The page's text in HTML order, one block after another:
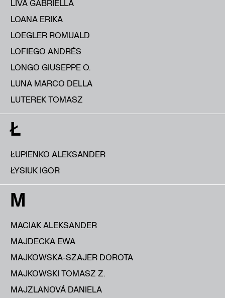
LIVA GABRIELLA
LOANA ERIKA
LOEGLER ROMUALD
LOFIEGO ANDRÉS
LONGO GIUSEPPE O.
LUNA MARCO DELLA
LUTEREK TOMASZ
Ł
ŁUPIENKO ALEKSANDER
ŁYSIUK IGOR
M
MACIAK ALEKSANDER
MAJDECKA EWA
MAJKOWSKA-SZAJER DOROTA
MAJKOWSKI TOMASZ Z.
MAJZLANOVÁ DANIELA